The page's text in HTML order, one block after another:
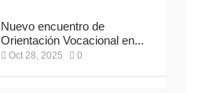
Nuevo encuentro de
Orientación Vocacional en...
Oct 28, 2025 0